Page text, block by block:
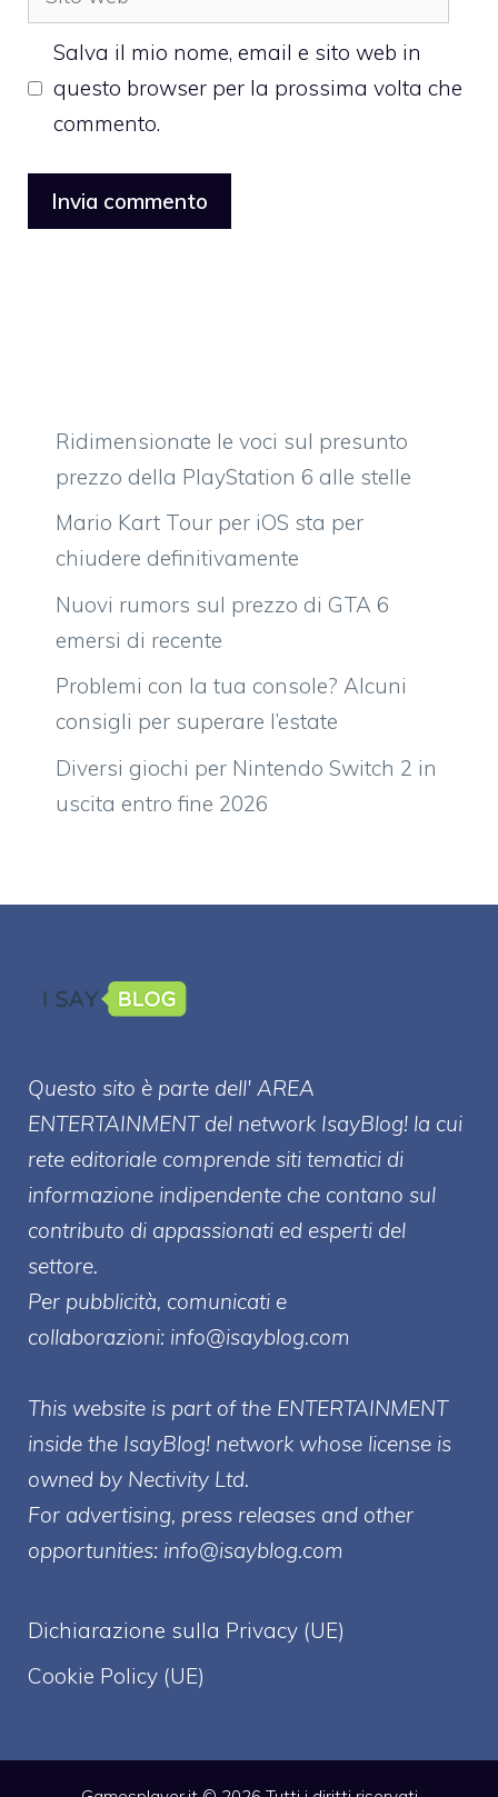
web
Salva il mio nome, email e sito web in
questo browser per la prossima volta che
commento.
Ridimensionate le voci sul presunto
prezzo della PlayStation 6 alle stelle
Mario Kart Tour per iOS sta per
chiudere definitivamente
Nuovi rumors sul prezzo di GTA 6
emersi di recente
Problemi con la tua console? Alcuni
consigli per superare l’estate
Diversi giochi per Nintendo Switch 2 in
uscita entro fine 2026
Questo sito è parte dell' AREA
ENTERTAINMENT del network IsayBlog! la cui
rete editoriale comprende siti tematici di
informazione indipendente che contano sul
contributo di appassionati ed esperti del
settore.
Per pubblicità, comunicati e
collaborazioni: info@isayblog.com
This website is part of the ENTERTAINMENT
inside the IsayBlog! network whose license is
owned by Nectivity Ltd.
For advertising, press releases and other
opportunities: info@isayblog.com
Dichiarazione sulla Privacy (UE)
Cookie Policy (UE)